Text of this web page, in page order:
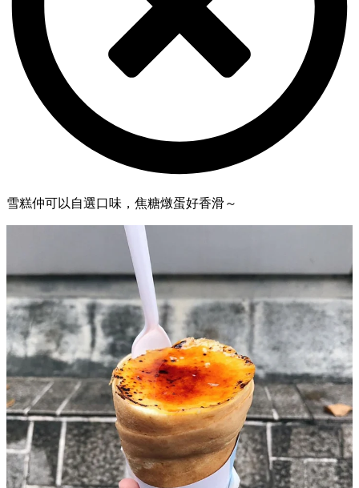
雪糕仲可以自選口味，焦糖燉蛋好香滑～